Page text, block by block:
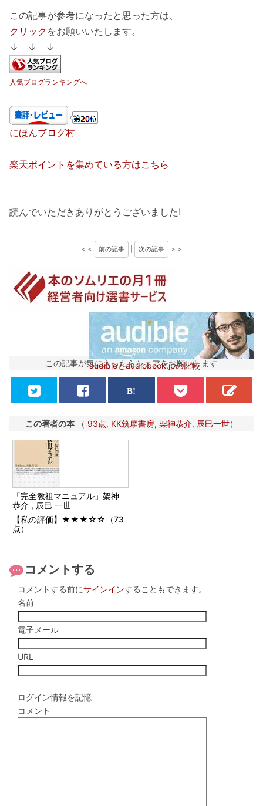
この記事が参考になったと思った方は、
クリック をお願いいたします。
↓ ↓ ↓
人気ブログランキングへ
にほんブログ村
楽天ポイントを集めている方はこちら
読んでいただきありがとうございました!
＜＜ 前の記事 次の記事 ＞＞
audibleとaudiobook.jpの比較
この記事が気に入ったらシェアをお願いします
この著者の本 （ 93点, KK筑摩書房, 架神恭介, 辰巳一世）
「完全教祖マニュアル」架神
恭介 , 辰巳 一世
【私の評価】★★★☆☆（73
点）
コメントする
コメントする前にサインインすることもできます。
名前
電子メール
URL
ログイン情報を記憶
コメント